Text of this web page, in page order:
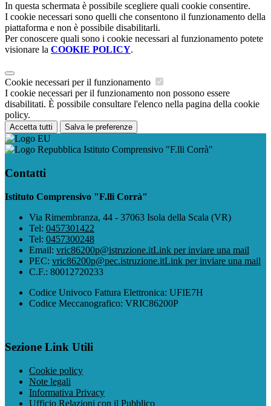
In questa schermata è possibile scegliere quali cookie consentire.
I cookie necessari sono quelli che consentono il funzionamento della
piattaforma e non è possibile disabilitarli.
Per conoscere quali sono i cookie necessari al funzionamento potete
visionare la COOKIE POLICY.
Cookie necessari per il funzionamento
I cookie necessari per il funzionamento non possono essere
disabilitati. È possibile consultare l'elenco nella pagina della cookie
policy.
Accetta tutti Salva le preferenze
Istituto Comprensivo "F.lli Corrà"
Contatti
Istituto Comprensivo "F.lli Corrà"
Via Rimembranza, 44 - 37063 Isola della Scala (VR)
Tel: 0457301422
Tel: 0457300248
Email: vric86200p@istruzione.itLink per inviare una mail
PEC: vric86200p@pec.istruzione.itLink per inviare una mail
C.F.: 80012720233
Codice Univoco Fattura Elettronica: UFIE7H
Codice Meccanografico: VRIC86200P
Sezione Link Utili
Cookie policy
Note legali
Informativa Privacy
Ufficio Relazioni con il Pubblico